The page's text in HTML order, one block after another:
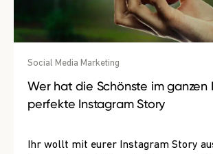
Social Media Marketing
Wer hat die Schönste im ganzen
perfekte Instagram Story
Ihr wollt mit eurer Instagram Story